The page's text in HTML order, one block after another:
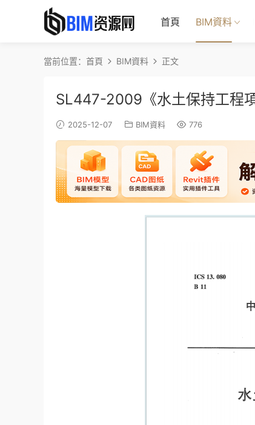
首頁 BIM資料
當前位置： 首頁 BIM資料 正文
SL447-2009《水土保持工程
2025-12-07 BIM資料 776